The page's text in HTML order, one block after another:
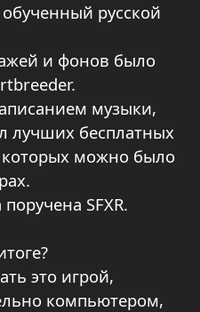
русской
и фонов было
музыки,
лучших бесплатных
которых можно было
SFXR.
это игрой,
компьютером,